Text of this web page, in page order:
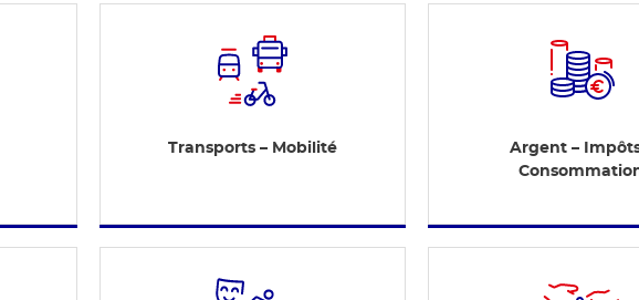
Transports – Mobilité
Argent –